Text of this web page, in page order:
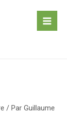
/ ParGuillaume